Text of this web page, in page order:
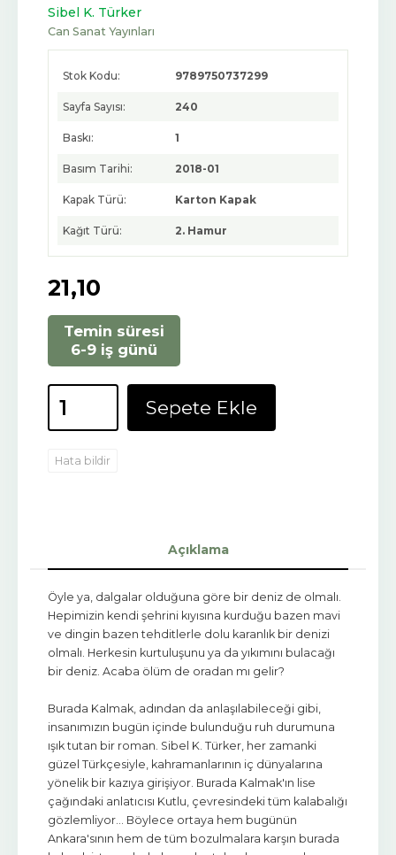
Sibel K. Türker
Can Sanat Yayınları
Stok Kodu: 9789750737299
Sayfa Sayısı: 240
Baskı: 1
Basım Tarihi: 2018-01
Kapak Türü: Karton Kapak
Kağıt Türü: 2. Hamur
21,10
Temin süresi
6-9 iş günü
Sepete Ekle
Hata bildir
Açıklama
Öyle ya, dalgalar olduğuna göre bir deniz de olmalı.
Hepimizin kendi şehrini kıyısına kurduğu bazen mavi
ve dingin bazen tehditlerle dolu karanlık bir denizi
olmalı. Herkesin kurtuluşunu ya da yıkımını bulacağı
bir deniz. Acaba ölüm de oradan mı gelir?
Burada Kalmak, adından da anlaşılabileceği gibi,
insanımızın bugün içinde bulunduğu ruh durumuna
ışık tutan bir roman. Sibel K. Türker, her zamanki
güzel Türkçesiyle, kahramanlarının iç dünyalarına
yönelik bir kazıya girişiyor. Burada Kalmak'ın lise
çağındaki anlatıcısı Kutlu, çevresindeki tüm kalabalığı
gözlemliyor… Böylece ortaya hem bugünün
Ankara'sının hem de tüm bozulmalara karşın burada